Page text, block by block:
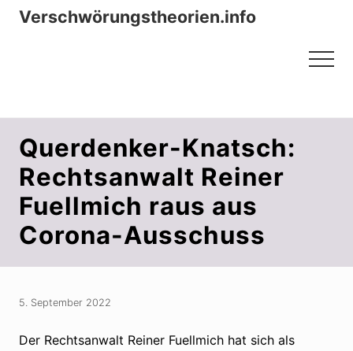
Menu
Zum
ZurVerschwörungstheorien.info
Menu
Querdenker-Knatsch:
Rechtsanwalt Reiner
Fuellmich raus aus
Corona-Ausschuss
5. September 2022
Der Rechtsanwalt Reiner Fuellmich hat sich als